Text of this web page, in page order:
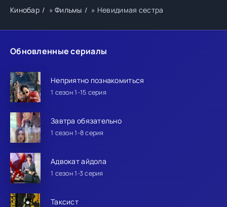
Обновленные сериалы
Неприятно познакомиться
1 сезон 1-15 серия
Завтра обязательно
1 сезон 1-8 серия
Адвокат айдола
1 сезон 1-3 серия
Таксист
Кинобар »Фильмы » Невидимая сестра